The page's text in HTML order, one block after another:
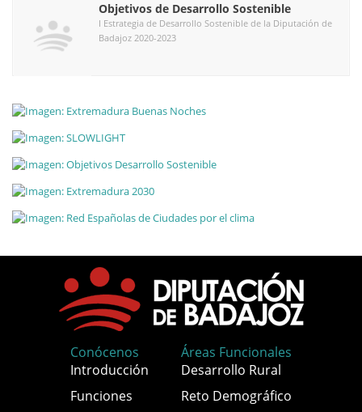
Objetivos de Desarrollo Sostenible
I Estrategia de Desarrollo Sostenible de la Diputación de
Badajoz 2020-2023
Conócenos
Introducción
Funciones
Áreas Funcionales
Desarrollo Rural
Reto Demográfico